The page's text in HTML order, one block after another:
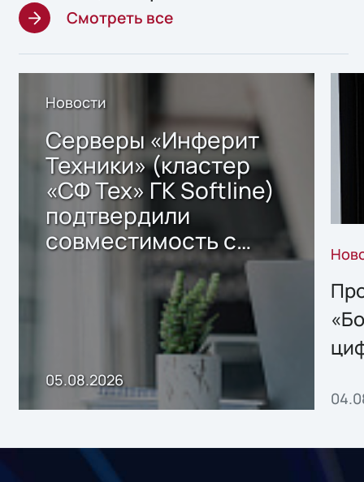
Смотреть все
Новости
Серверы «Инферит
Техники» (кластер
«СФ Тех» ГК Softline)
подтвердили
совместимость с
решением Sharx
Storage 2.x для
хранения данных
05.08.2026